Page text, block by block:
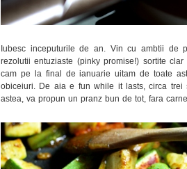
Iubesc inceputurile de an. Vin cu ambtii de
rezolutii entuziaste (pinky promise!) sortite
cam pe la final de ianuarie uitam de toate
obiceiuri. De aia e fun while it lasts, circa trei
astea, va propun un pranz bun de tot, fara carne.